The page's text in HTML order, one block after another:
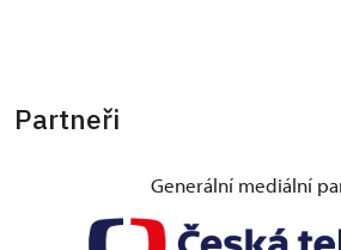
Partneři
Generální mediální